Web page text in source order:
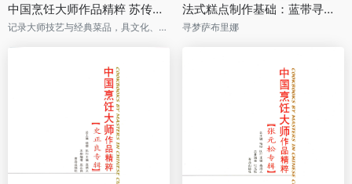
中国烹饪大师作品精粹 苏传海专辑 PDF
记录大师技艺与经典菜品，具文化、实用及收藏价值
法式糕点制作基础：蓝带寻梦萨布里娜（法国蓝带厨艺学院）PDF
寻梦萨布里娜